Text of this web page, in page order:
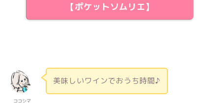
【ポケットソムリエ】
ココシマ
美味しいワインでおうち時間♪